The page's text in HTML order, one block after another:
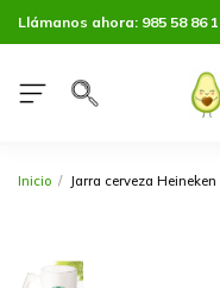
Llámanos ahora: 985 58 86
Inicio Jarra cerveza